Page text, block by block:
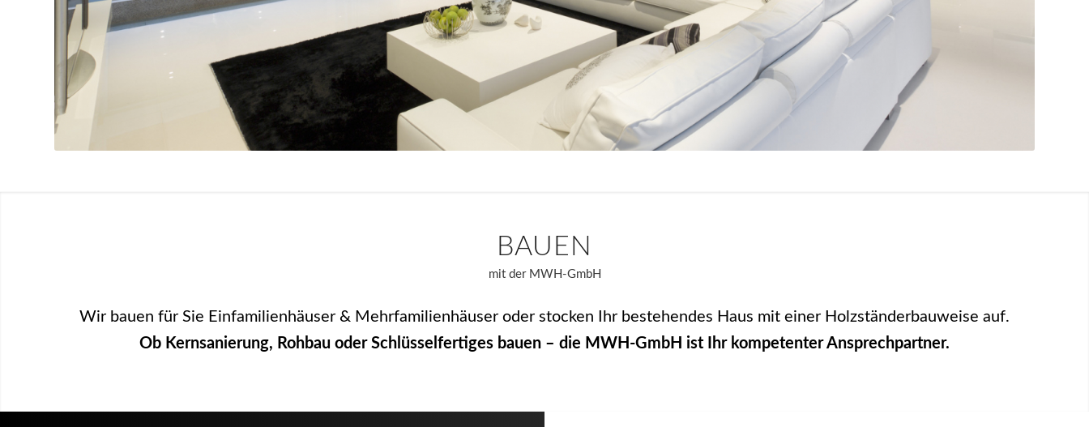
BAUEN
mit der MWH-GmbH
Wir bauen für Sie Einfamilienhäuser & Mehrfamilienhäuser oder stocken Ihr bestehendes Haus mit einer Holzständerbauweise auf.
Ob Kernsanierung, Rohbau oder Schlüsselfertiges bauen – die MWH-GmbH ist Ihr kompetenter Ansprechpartner.